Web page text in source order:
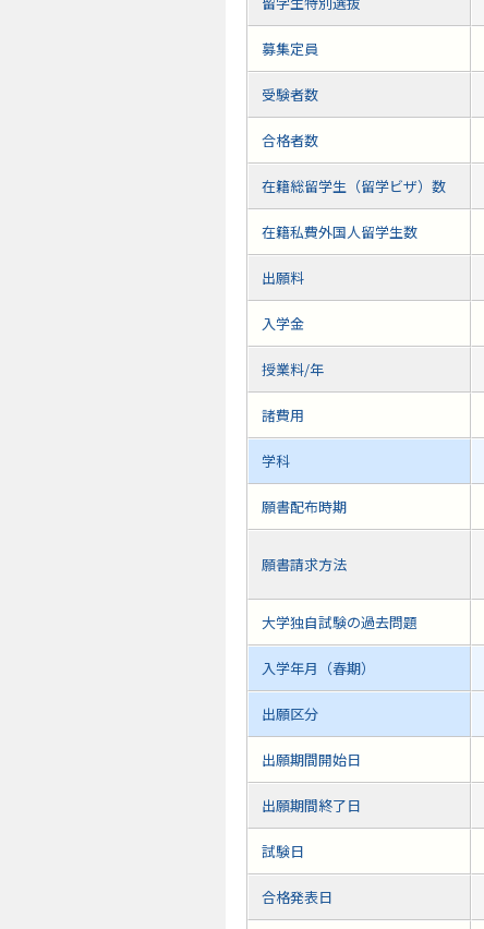
募集定員
受験者数
合格者数
在籍総留学生（留学ビザ）数
在籍私費外国人留学生数
出願料
入学金
授業料/年
諸費用
学科
願書配布時期
願書請求方法
大学独自試験の過去問題
入学年月（春期）
出願区分
出願期間開始日
出願期間終了日
試験日
合格発表日